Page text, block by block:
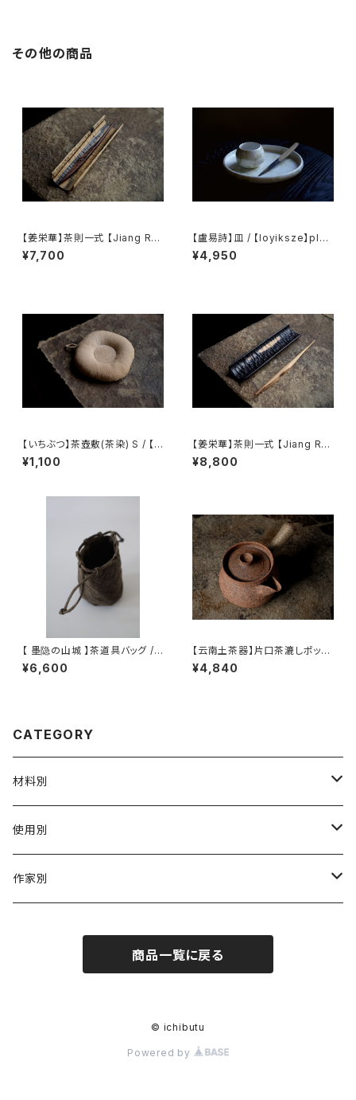
その他の商品
【姜栄華】茶則一式 【Jiang Ro
nghua】A complete tea tray
set
¥7,700
【盧易詩】皿 / 【loyiksze】plat
e
¥4,950
【いちぶつ】茶壺敷(茶染) S / 【Ic
¥1,100
【姜栄華】茶則一式 【Jiang Ro
nghua】A complete tea tray
set
¥8,800
【 墨隐の山城 】茶道具バッグ /
Tea Utensil Bag
¥6,600
【云南土茶器】片口茶漉しポット
/ 【Yunnan Earthenware】 Te
a Strainer Pot
¥4,840
CATEGORY
材料別
陶磁器
ガラス
使用別
茶壺 急须 土瓶
作家別
商品一覧に戻る
© ichibutu
Powered by